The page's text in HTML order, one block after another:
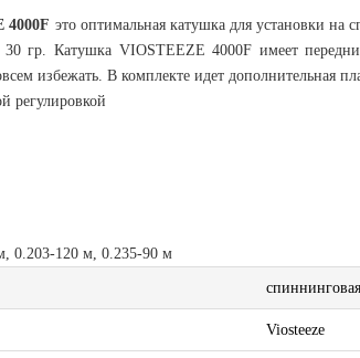
4000F это оптимальная катушка для установки
гр. Катушка VIOSTEEZE 4000F имеет
избежать. В комплекте идет дополнительная
регулировкой
0.203-120 м, 0.235-90 м
Viosteeze